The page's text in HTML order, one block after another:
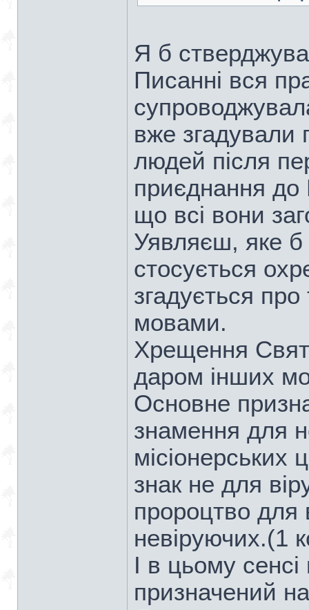
Я б
Писанні вся
вже згадували
людей після
приєднання до
що всі вони
Уявляєш, яке б
стосується
згадується
мовами.
Хрещення
даром інших
Основне
знамення для
місіонерських
знак не для
пророцтво для
невіруючих.(1
І в цьому сенсі
призначений